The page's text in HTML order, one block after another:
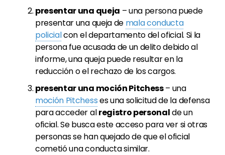
presentar una queja – una persona puede
presentar una queja de mala conducta
policialcon el departamento del oficial. Si la
persona fue acusada de un delito debido al
informe, una queja puede resultar en la
reducción o el rechazo de los cargos.
presentar una moción Pitchess– una
moción Pitchesses una solicitud de la defensa
para acceder alregistro personalde un
oficial. Se busca este acceso para ver si otras
personas se han quejado de que el oficial
cometió una conducta similar.